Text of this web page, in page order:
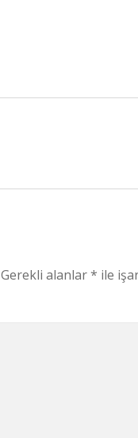
Gerekli alanlar* ile